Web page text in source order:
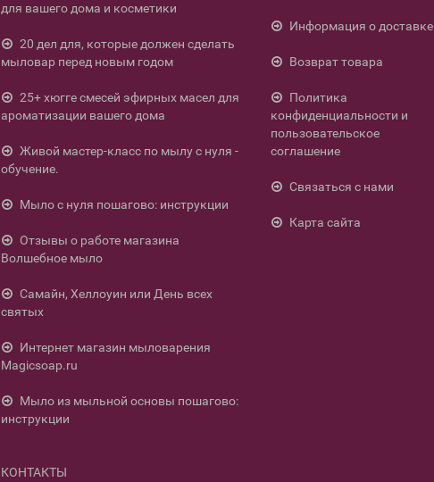
для вашего дома и косметики
20 дел для, которые должен сделать
мыловар перед новым годом
25+ хюгге смесей эфирных масел для
ароматизации вашего дома
Живой мастер-класс по мылу с нуля -
обучение.
Мыло с нуля пошагово: инструкции
Отзывы о работе магазина
Волшебное мыло
Самайн, Хеллоуин или День всех
святых
Интернет магазин мыловарения
Magicsoap.ru
Мыло из мыльной основы пошагово:
инструкции
КОНТАКТЫ
Информация о доставке
Возврат товара
Политика
конфиденциальности и
пользовательское
соглашение
Связаться с нами
Карта сайта